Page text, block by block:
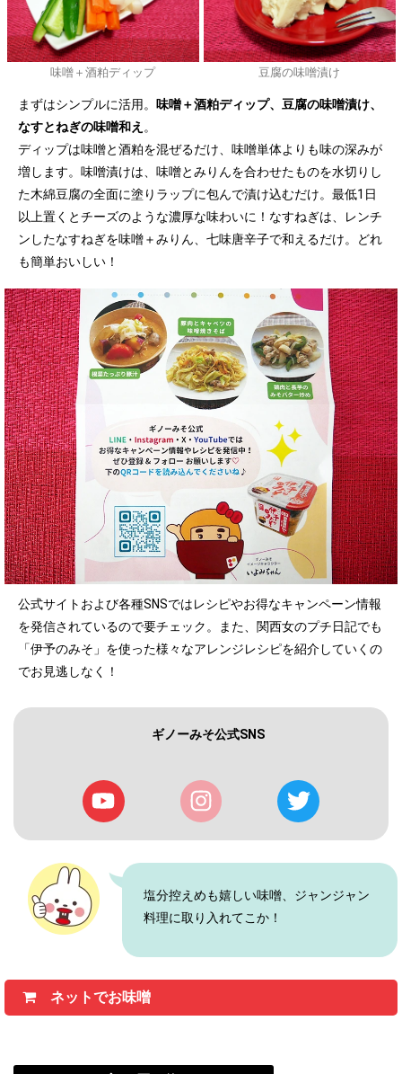
味噌＋酒粕ディップ 豆腐の味噌漬け
まずはシンプルに活用。 味噌＋酒粕ディップ、豆腐の味噌漬け、
なすとねぎの味噌和え 。
ディップは味噌と酒粕を混ぜるだけ、味噌単体よりも味の深みが
増します。味噌漬けは、味噌とみりんを合わせたものを水切りし
た木綿豆腐の全面に塗りラップに包んで漬け込むだけ。最低1日
以上置くとチーズのような濃厚な味わいに！なすねぎは、レンチ
ンしたなすねぎを味噌＋みりん、七味唐辛子で和えるだけ。どれ
も簡単おいしい！
公式サイトおよび各種SNSではレシピやお得なキャンペーン情報
を発信されているので要チェック。また、関西女のプチ日記でも
「伊予のみそ」を使った様々なアレンジレシピを紹介していくの
でお見逃しなく！
ギノーみそ公式SNS
塩分控えめも嬉しい味噌、ジャンジャン
料理に取り入れてこか！
ネットでお味噌